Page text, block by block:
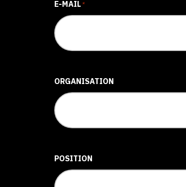
E-MAIL *
ORGANISATION
POSITION